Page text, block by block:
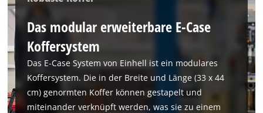
Das modular erweiterbare E-Case
Koffersystem
Das E-Case System von Einhell ist ein modulares
Koffersystem. Die in der Breite und Länge (33 x 44
cm) genormten Koffer können gestapelt und
miteinander verknüpft werden, was sie zu einem